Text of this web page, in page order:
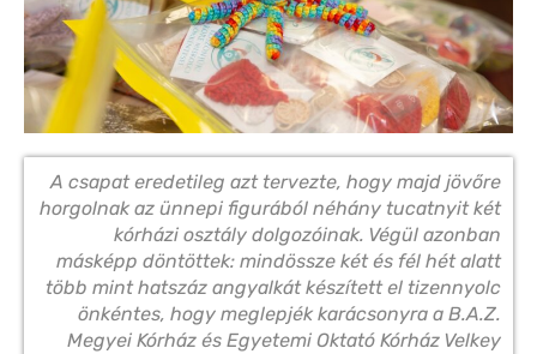
A csapat eredetileg azt tervezte, hogy majd jövőre
horgolnak az ünnepi figurából néhány tucatnyit két
kórházi osztály dolgozóinak. Végül azonban
másképp döntöttek: mindössze két és fél hét alatt
több mint hatszáz angyalkát készített el tizennyolc
önkéntes, hogy meglepjék karácsonyra a B.A.Z.
Megyei Kórház és Egyetemi Oktató Kórház Velkey